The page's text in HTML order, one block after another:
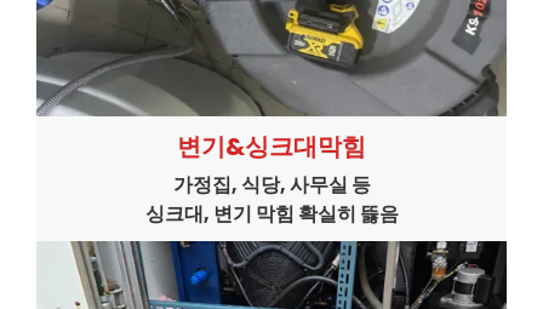
변기&싱크대막힘
가정집, 식당, 사무실 등
싱크대, 변기 막힘 확실히 뜷음